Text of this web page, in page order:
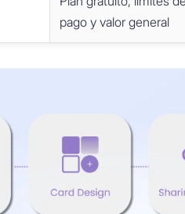
pago y valor general